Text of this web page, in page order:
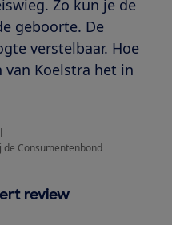
Zo kun je de
geboorte. De
verstelbaar. Hoe
van Koelstra het in
de Consumentenbond
review